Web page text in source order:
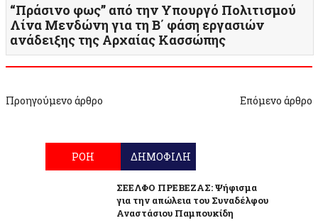
“Πράσινο φως” από την Υπουργό Πολιτισμού
Λίνα Μενδώνη για τη Β΄ φάση εργασιών
ανάδειξης της Αρχαίας Κασσώπης
Προηγούμενο άρθρο Επόμενο άρθρο
ΡΟΗ ΔΗΜΟΦΙΛΗ
ΣΕΕΛΦΟ ΠΡΕΒΕΖΑΣ: Ψήφισμα
για την απώλεια του Συναδέλφου
Αναστάσιου Παμπουκίδη